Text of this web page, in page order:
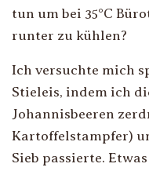
tun um bei 35°C
runter zu kühlen?
Ich versuchte mich
Stieleis, indem ich
Johannisbeeren
Kartoffelstampfer)
Sieb passierte.